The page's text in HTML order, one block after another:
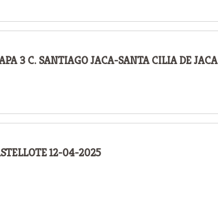
3 C. SANTIAGO JACA-SANTA CILIA DE JACA
12-04-2025